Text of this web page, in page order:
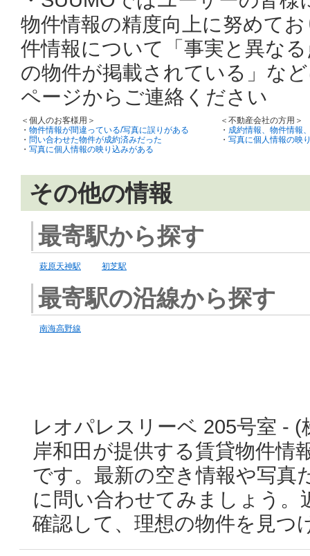
物件情報の精度向上に努めて
件情報について「事実と異な
の物件が掲載されている」な
ページからご連絡ください
＜個人のお客様用＞
・ 物件情報が間違っている/写真に誤りがある
・ 問い合わせた物件が成約済みだった
・ 写真に個人情報の映り込みがある
＜不動産会社の方用＞
・ 成約情報、物件情報
・ 写真に個人情報の映
その他の情報
最寄駅から探す
萩原天神駅 初芝駅
最寄駅の沿線から探す
南海高野線
レオパレスリーベ 205号室 -
岸和田が提供する賃貸物件情
です。最新の空き情報や写真
に問い合わせてみましょう
確認して、理想の物件を見つ